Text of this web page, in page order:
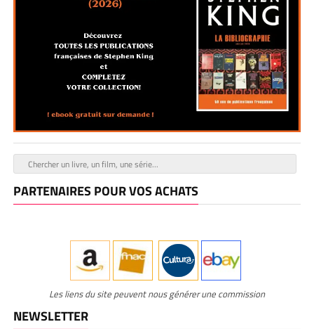
PARTENAIRES POUR VOS ACHATS
Les liens du site peuvent nous générer une commission
NEWSLETTER